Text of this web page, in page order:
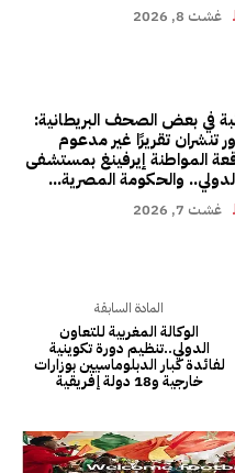
غشت 8, 2026
في بعض الصحف البريطانية:
تنشران تقريرًا غير مدعوم
المواطنة إيرفينغ بمستشفى
والحكومة المصرية...
غشت 7, 2026
المادة السابقة
الوكالة المغربية للتعاون
الدولي..تنظيم دورة تكوينية
لفائدة كبار الدبلوماسيين بوزارات
خارجية و18 دولة إفريقية